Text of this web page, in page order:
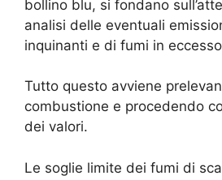
bollino blu, si fondano
analisi delle eventuali
inquinanti e di fumi in
Tutto questo avviene
combustione e procedendo
dei valori.
Le soglie limite dei fumi di